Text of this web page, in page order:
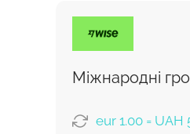
Міжнародні
eur 1.00 = UAH